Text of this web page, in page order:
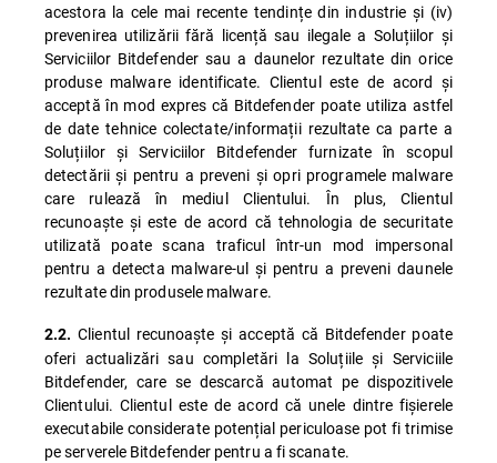
acestora la cele mai recente tendințe din industrie și (iv)
prevenirea utilizării fără licență sau ilegale a Soluțiilor și
Serviciilor Bitdefender sau a daunelor rezultate din orice
produse malware identificate. Clientul este de acord și
acceptă în mod expres că Bitdefender poate utiliza astfel
de date tehnice colectate/informații rezultate ca parte a
Soluțiilor și Serviciilor Bitdefender furnizate în scopul
detectării și pentru a preveni și opri programele malware
care rulează în mediul Clientului. În plus, Clientul
recunoaște și este de acord că tehnologia de securitate
utilizată poate scana traficul într-un mod impersonal
pentru a detecta malware-ul și pentru a preveni daunele
rezultate din produsele malware.
2.2. Clientul recunoaște și acceptă că Bitdefender poate
oferi actualizări sau completări la Soluțiile și Serviciile
Bitdefender, care se descarcă automat pe dispozitivele
Clientului. Clientul este de acord că unele dintre fișierele
executabile considerate potențial periculoase pot fi trimise
pe serverele Bitdefender pentru a fi scanate.